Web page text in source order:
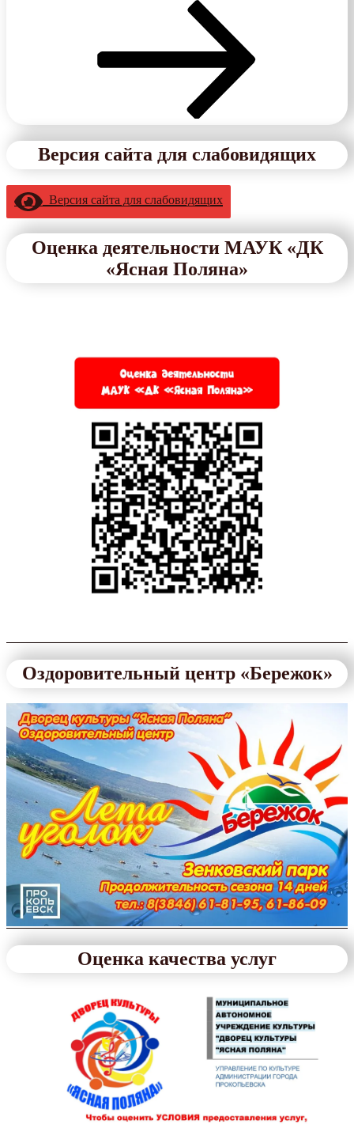
Версия сайта для слабовидящих
Версия сайта для слабовидящих
Оценка деятельности МАУК «ДК
«Ясная Поляна»
Оздоровительный центр «Бережок»
Оценка качества услуг